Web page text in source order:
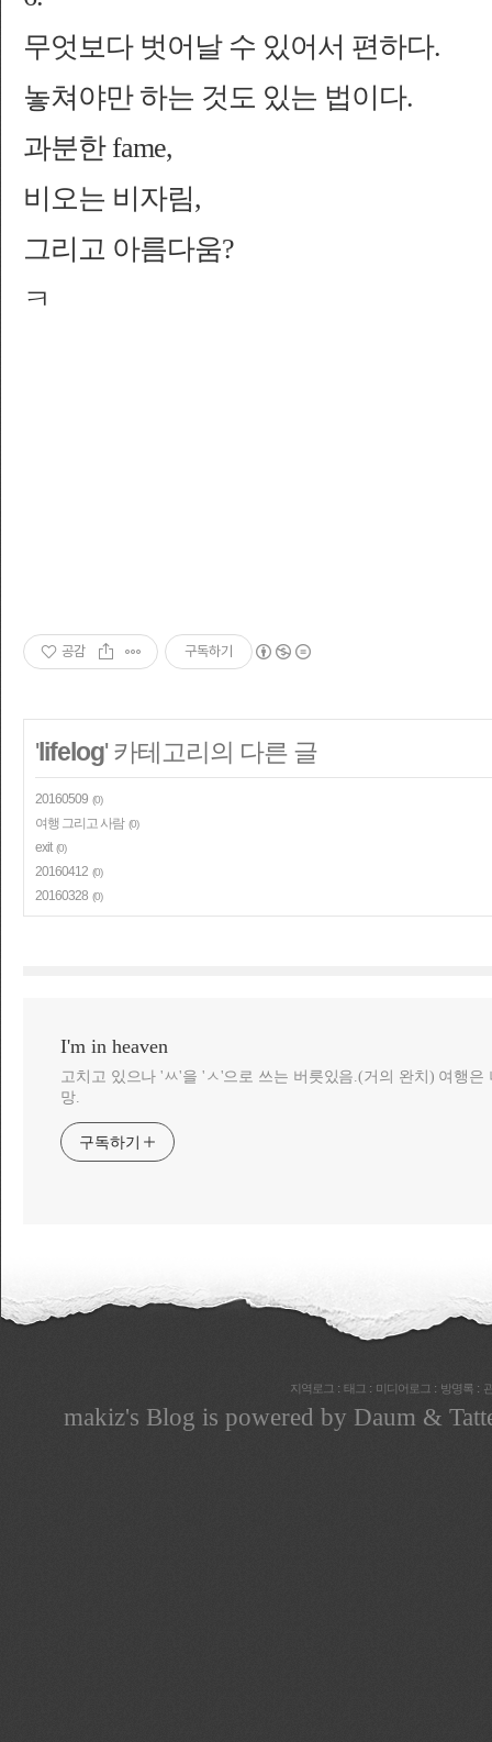
무엇보다 벗어날 수 있어서 편하다.
놓쳐야만 하는 것도 있는 법이다.
과분한 fame,
비오는 비자림,
그리고 아름다움?
ㅋ
공감 구독하기
'lifelog' 카테고리의 다른 글
20160509 (0)
여행 그리고 사람 (0)
exit (0)
20160412 (0)
20160328 (0)
I'm in heaven
고치고 있으나 'ㅆ'을 'ㅅ'으로 쓰는 버릇있음.(거의 완치) 여행
망.
구독하기
지역로그: 태그: 미디어로그: 방명록:
makiz's Blog is powered by Daum &